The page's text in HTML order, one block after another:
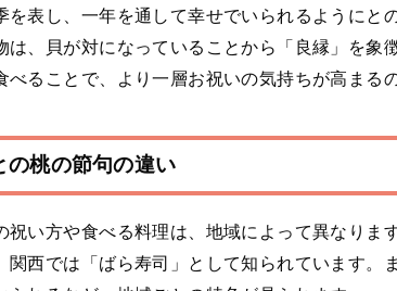
を表し、一年を通して幸せでいられるようにと
は、貝が対になっていることから「良縁」を象
べることで、より一層お祝いの気持ちが高まるの
の桃の節句の違い
祝い方や食べる料理は、地域によって異なりま
関西では「ばら寿司」として知られています。